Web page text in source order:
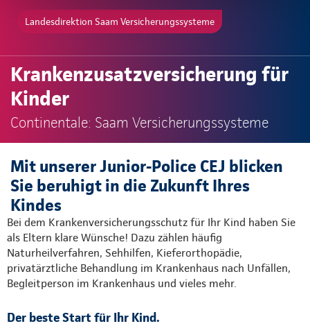
Landesdirektion Saam Versicherungssysteme
Krankenzusatzversicherung für
Kinder
Continentale: Saam Versicherungssysteme
Mit unserer Junior-Police CEJ blicken
Sie beruhigt in die Zukunft Ihres
Kindes
Bei dem Krankenversicherungsschutz für Ihr Kind haben Sie
als Eltern klare Wünsche! Dazu zählen häufig
Naturheilverfahren, Sehhilfen, Kieferorthopädie,
privatärztliche Behandlung im Krankenhaus nach Unfällen,
Begleitperson im Krankenhaus und vieles mehr.
Der beste Start für Ihr Kind.